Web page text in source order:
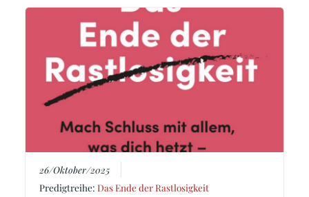
26/Oktober/2025
Predigtreihe:Das Ende der Rastlosigkeit